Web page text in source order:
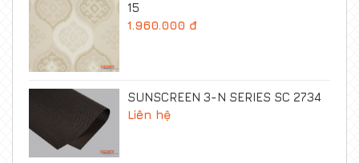
15
1.960.000 đ
SUNSCREEN 3-N SERIES SC 2734
Liên hệ